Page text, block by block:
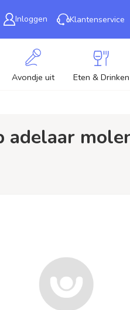
Inloggen Klantenservice
Avondje uit Eten & Drinken